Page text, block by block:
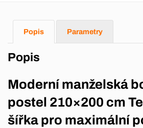
Popis Parametry
Popis
Moderní manželská
postel 210×200 cm
šířka pro maximální